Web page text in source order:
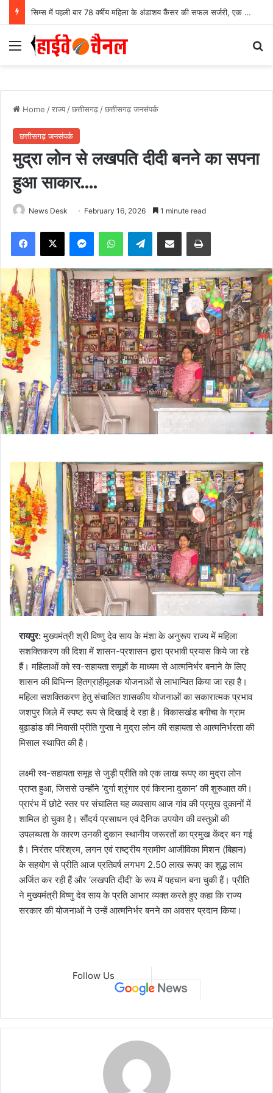
सिम्स में पहली बार 78 वर्षीय महिला के अंडाशय कैंसर की सफल सर्जरी, एक किलो का ट्यूमर निकाल महिला को दिया नया जीवन….
Menu
Home /राज्य /छत्तीसगढ़ /छत्तीसगढ़ जनसंपर्क
छत्तीसगढ़ जनसंपर्क
मुद्रा लोन से लखपति दीदी बनने का सपना
हुआ साकार….
News Desk February 16, 2026 1 minute read
Facebook
X MessengerWhatsAppTelegramShare via Email Print
रायपुर:मुख्यमंत्री श्री विष्णु देव साय के मंशा के अनुरूप राज्य में महिला
सशक्तिकरण की दिशा में शासन-प्रशासन द्वारा प्रभावी प्रयास किये जा रहे
हैं। महिलाओं को स्व-सहायता समूहों के माध्यम से आत्मनिर्भर बनाने के लिए
शासन की विभिन्न हितग्राहीमूलक योजनाओं से लाभान्वित किया जा रहा है।
महिला सशक्तिकरण हेतु संचालित शासकीय योजनाओं का सकारात्मक प्रभाव
जशपुर जिले में स्पष्ट रूप से दिखाई दे रहा है। विकासखंड बगीचा के ग्राम
बुढाडांड की निवासी प्रीति गुप्ता ने मुद्रा लोन की सहायता से आत्मनिर्भरता की
मिसाल स्थापित की है।
लक्ष्मी स्व-सहायता समूह से जुड़ी प्रीति को एक लाख रूपए का मुद्रा लोन
प्राप्त हुआ, जिससे उन्होंने ‘दुर्गा श्रृंगार एवं किराना दुकान’ की शुरुआत की।
प्रारंभ में छोटे स्तर पर संचालित यह व्यवसाय आज गांव की प्रमुख दुकानों में
शामिल हो चुका है। सौंदर्य प्रसाधन एवं दैनिक उपयोग की वस्तुओं की
उपलब्धता के कारण उनकी दुकान स्थानीय जरूरतों का प्रमुख केंद्र बन गई
है। निरंतर परिश्रम, लगन एवं राष्ट्रीय ग्रामीण आजीविका मिशन (बिहान)
के सहयोग से प्रीति आज प्रतिवर्ष लगभग 2.50 लाख रूपए का शुद्ध लाभ
अर्जित कर रही हैं और ‘लखपति दीदी’ के रूप में पहचान बना चुकी हैं। प्रीति
ने मुख्यमंत्री विष्णु देव साय के प्रति आभार व्यक्त करते हुए कहा कि राज्य
सरकार की योजनाओं ने उन्हें आत्मनिर्भर बनने का अवसर प्रदान किया।
Follow Us